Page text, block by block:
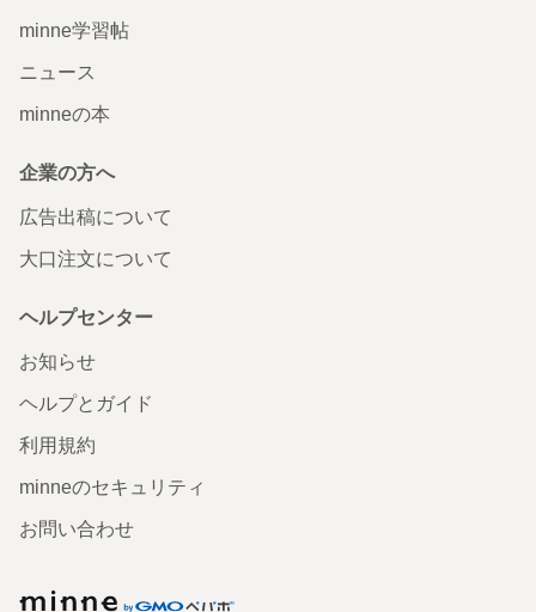
minne学習帖
ニュース
minneの本
企業の方へ
広告出稿について
大口注文について
ヘルプセンター
お知らせ
ヘルプとガイド
利用規約
minneのセキュリティ
お問い合わせ